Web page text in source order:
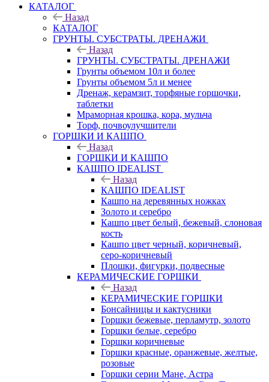
КАТАЛОГ
Назад
КАТАЛОГ
ГРУНТЫ. СУБСТРАТЫ. ДРЕНАЖИ
Назад
ГРУНТЫ. СУБСТРАТЫ. ДРЕНАЖИ
Грунты объемом 10л и более
Грунты объемом 5л и менее
Дренаж, керамзит, торфяные горшочки,
таблетки
Мраморная крошка, кора, мульча
Торф, почвоулучшители
ГОРШКИ И КАШПО
Назад
ГОРШКИ И КАШПО
КАШПО IDEALIST
Назад
КАШПО IDEALIST
Кашпо на деревянных ножках
Золото и серебро
Кашпо цвет белый, бежевый, слоновая
кость
Кашпо цвет черный, коричневый,
серо-коричневый
Плошки, фигурки, подвесные
КЕРАМИЧЕСКИЕ ГОРШКИ
Назад
КЕРАМИЧЕСКИЕ ГОРШКИ
Бонсайницы и кактусники
Горшки бежевые, перламутр, золото
Горшки белые, серебро
Горшки коричневые
Горшки красные, оранжевые, желтые,
розовые
Горшки серии Мане, Астра